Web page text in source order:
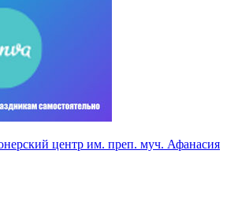
центр им. преп. муч. Афанасия